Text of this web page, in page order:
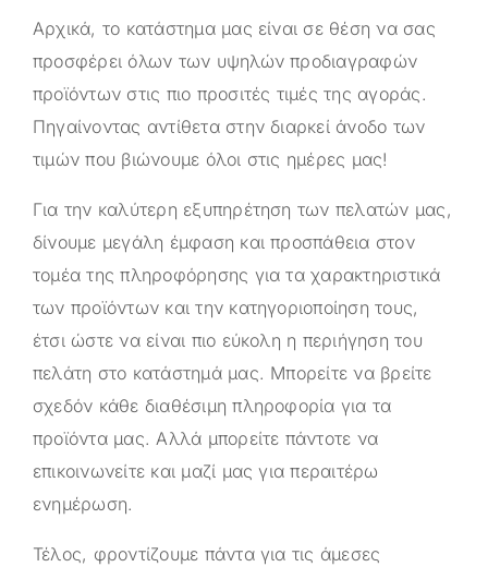
Αρχικά, το κατάστημα μας είναι σε θέση να σας
προσφέρει όλων των υψηλών προδιαγραφών
προϊόντων στις πιο προσιτές τιμές της αγοράς.
Πηγαίνοντας αντίθετα στην διαρκεί άνοδο των
τιμών που βιώνουμε όλοι στις ημέρες μας!
Για την καλύτερη εξυπηρέτηση των πελατών μας,
δίνουμε μεγάλη έμφαση και προσπάθεια στον
τομέα της πληροφόρησης για τα χαρακτηριστικά
των προϊόντων και την κατηγοριοποίηση τους,
έτσι ώστε να είναι πιο εύκολη η περιήγηση του
πελάτη στο κατάστημά μας. Μπορείτε να βρείτε
σχεδόν κάθε διαθέσιμη πληροφορία για τα
προϊόντα μας. Αλλά μπορείτε πάντοτε να
επικοινωνείτε και μαζί μας για περαιτέρω
ενημέρωση.
Τέλος, φροντίζουμε πάντα για τις άμεσες